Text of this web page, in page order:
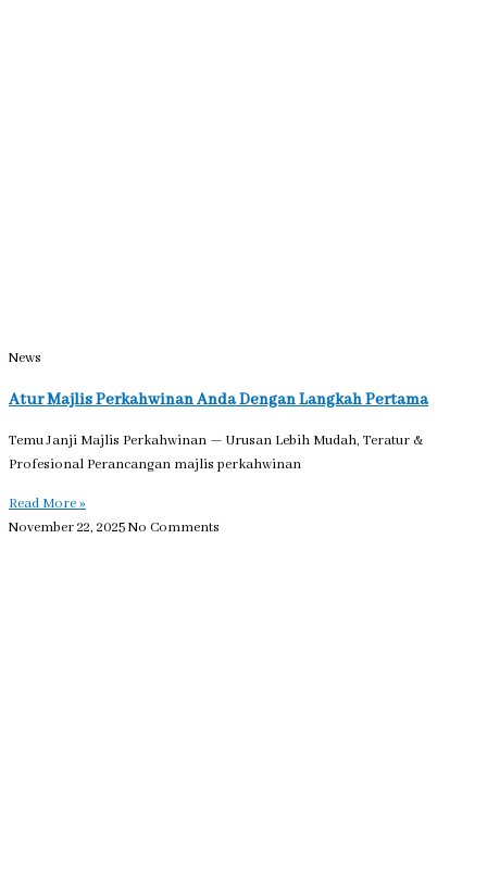
News
Atur Majlis Perkahwinan Anda Dengan Langkah Pertama
Temu Janji Majlis Perkahwinan — Urusan Lebih Mudah, Teratur &
Profesional Perancangan majlis perkahwinan
Read More »
November 22, 2025No Comments